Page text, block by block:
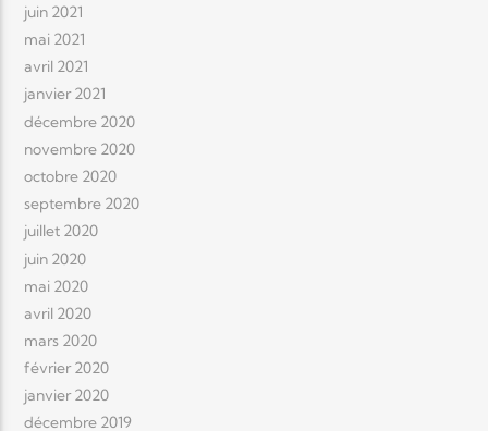
juin 2021
mai 2021
avril 2021
janvier 2021
décembre 2020
novembre 2020
octobre 2020
septembre 2020
juillet 2020
juin 2020
mai 2020
avril 2020
mars 2020
février 2020
janvier 2020
décembre 2019